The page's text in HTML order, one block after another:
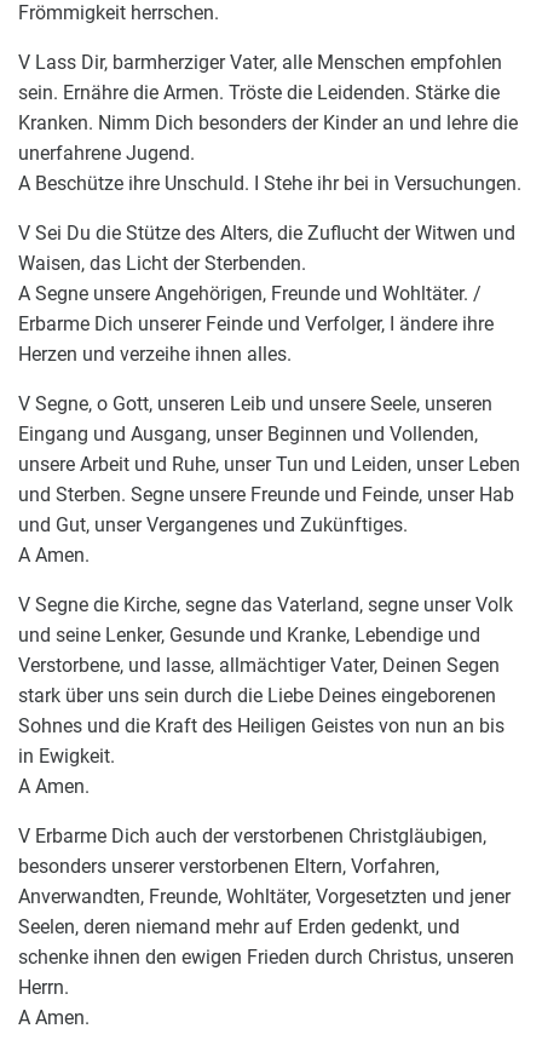
Frömmigkeit herrschen.
V Lass Dir, barmherziger Vater, alle Menschen empfohlen
sein. Ernähre die Armen. Tröste die Leidenden. Stärke die
Kranken. Nimm Dich besonders der Kinder an und lehre die
unerfahrene Jugend.
A Beschütze ihre Unschuld. I Stehe ihr bei in Versuchungen.
V Sei Du die Stütze des Alters, die Zuflucht der Witwen und
Waisen, das Licht der Sterbenden.
A Segne unsere Angehörigen, Freunde und Wohltäter. /
Erbarme Dich unserer Feinde und Verfolger, I ändere ihre
Herzen und verzeihe ihnen alles.
V Segne, o Gott, unseren Leib und unsere Seele, unseren
Eingang und Ausgang, unser Beginnen und Vollenden,
unsere Arbeit und Ruhe, unser Tun und Leiden, unser Leben
und Sterben. Segne unsere Freunde und Feinde, unser Hab
und Gut, unser Vergangenes und Zukünftiges.
A Amen.
V Segne die Kirche, segne das Vaterland, segne unser Volk
und seine Lenker, Gesunde und Kranke, Lebendige und
Verstorbene, und lasse, allmächtiger Vater, Deinen Segen
stark über uns sein durch die Liebe Deines eingeborenen
Sohnes und die Kraft des Heiligen Geistes von nun an bis
in Ewigkeit.
A Amen.
V Erbarme Dich auch der verstorbenen Christgläubigen,
besonders unserer verstorbenen Eltern, Vorfahren,
Anverwandten, Freunde, Wohltäter, Vorgesetzten und jener
Seelen, deren niemand mehr auf Erden gedenkt, und
schenke ihnen den ewigen Frieden durch Christus, unseren
Herrn.
A Amen.